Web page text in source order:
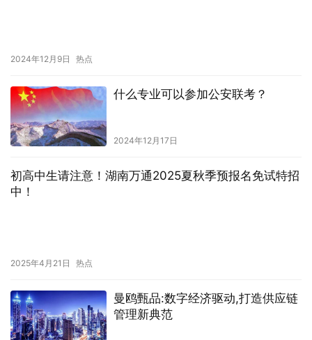
2024年12月9日 热点
什么专业可以参加公安联考？
2024年12月17日
初高中生请注意！湖南万通2025夏秋季预报名免试特招
中！
2025年4月21日 热点
曼鸥甄品:数字经济驱动,打造供应链
管理新典范